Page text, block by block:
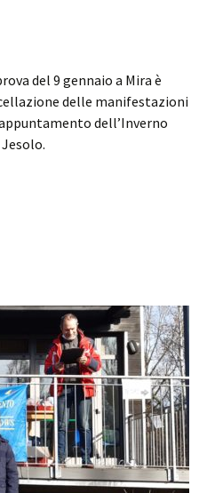
del 9 gennaio a Mira è
delle manifestazioni
dell’Inverno